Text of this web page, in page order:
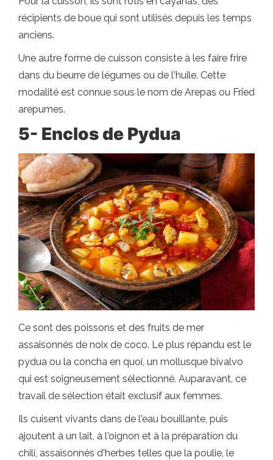
récipients de boue qui sont utilisés depuis les temps
anciens.
Une autre forme de cuisson consiste à les faire frire
dans du beurre de légumes ou de l'huile. Cette
modalité est connue sous le nom de Arepas ou Fried
arepumes.
5- Enclos de Pydua
Ce sont des poissons et des fruits de mer
assaisonnés de noix de coco. Le plus répandu est le
pydua ou la concha en quoi, un mollusque bivalvo
qui est soigneusement sélectionné. Auparavant, ce
travail de sélection était exclusif aux femmes.
Ils cuisent vivants dans de l'eau bouillante, puis
ajoutent à un lait, à l'oignon et à la préparation du
chili, assaisonnés d'herbes telles que la poulie, le